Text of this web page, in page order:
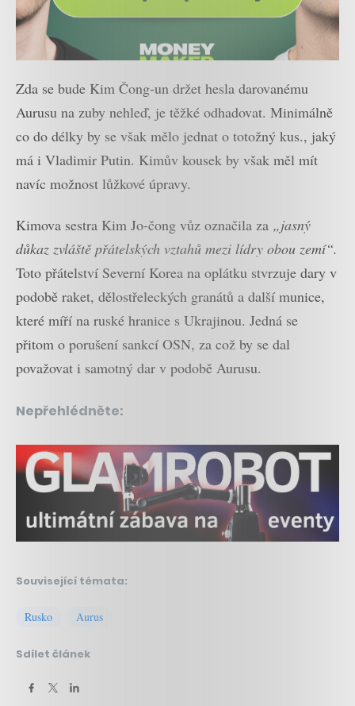
Zda se bude Kim Čong-un držet hesla darovanému
Aurusu na zuby nehleď, je těžké odhadovat. Minimálně
co do délky by se však mělo jednat o totožný kus., jaký
má i Vladimir Putin. Kimův kousek by však měl mít
navíc možnost lůžkové úpravy.
Kimova sestra Kim Jo-čong vůz označila za „jasný
důkaz zvláště přátelských vztahů mezi lídry obou zemí“.
Toto přátelství Severní Korea na oplátku stvrzuje dary v
podobě raket, dělostřeleckých granátů a další munice,
které míří na ruské hranice s Ukrajinou. Jedná se
přitom o porušení sankcí OSN, za což by se dal
považovat i samotný dar v podobě Aurusu.
Nepřehlédněte:
Související témata:
Rusko Aurus
Sdílet článek